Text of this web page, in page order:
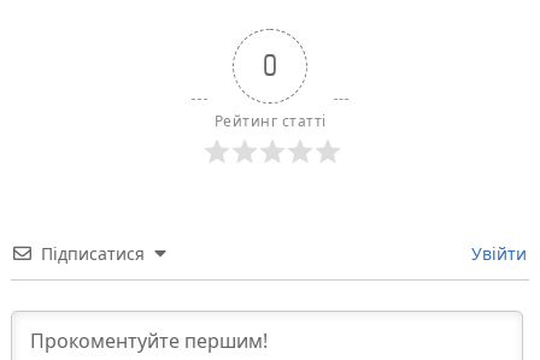
0
Рейтинг статті
Підписатися Увійти